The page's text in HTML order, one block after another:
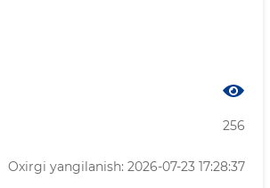
256
Oxirgi yangilanish: 2026-07-23 17:28:37